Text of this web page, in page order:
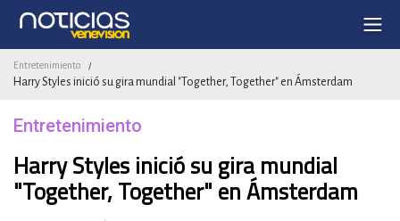
Entretenimiento /
Harry Styles inició su gira mundial "Together, Together" en Ámsterdam
Entretenimiento
Harry Styles inició su gira mundial
"Together, Together" en Ámsterdam